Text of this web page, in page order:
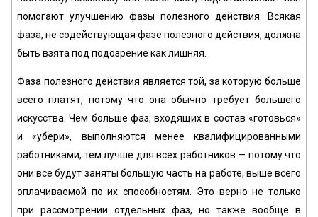
помогают улучшению фазы полезного действия. Всякая
фаза, не содействующая фазе полезного действия, должна
быть взята под подозрение как лишняя.
Фаза полезного действия является той, за которую больше
всего платят, потому что она обычно требует большего
искусства. Чем больше фаз, входящих в состав «готовься»
и «убери», выполняются менее квалифицированными
работниками, тем лучше для всех работников — потому что
они все будут заняты большую часть на работе, выше всего
оплачиваемой по их способностям. Это верно не только
при рассмотрении отдельных фаз, но также вообще в